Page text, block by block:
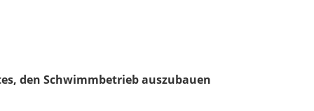
den Schwimmbetrieb auszubauen